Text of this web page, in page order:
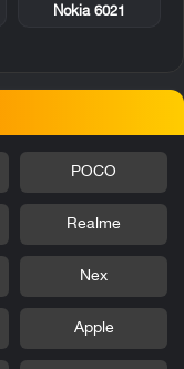
Nokia 6021
POCO
Realme
Nex
Apple